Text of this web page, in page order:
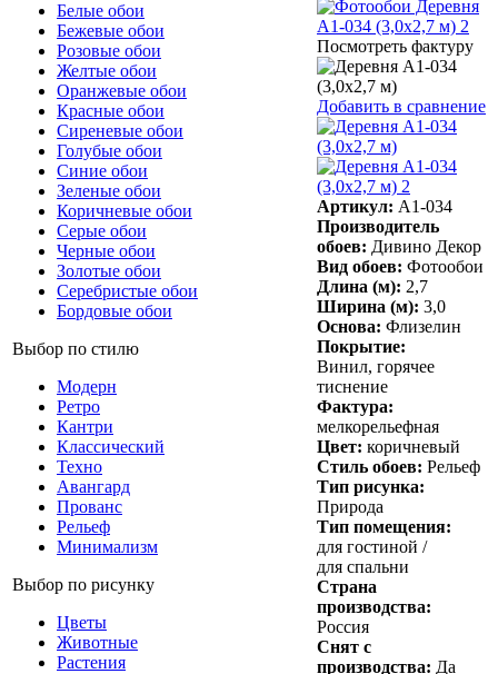
Белые обои
Бежевые обои
Розовые обои
Желтые обои
Оранжевые обои
Красные обои
Сиреневые обои
Голубые обои
Синие обои
Зеленые обои
Коричневые обои
Серые обои
Черные обои
Золотые обои
Серебристые обои
Бордовые обои
Выбор по стилю
Модерн
Ретро
Кантри
Классический
Техно
Авангард
Прованс
Рельеф
Минимализм
Выбор по рисунку
Цветы
Животные
Растения
Посмотреть фактуру
Добавить в сравнение
Артикул: А1-034
Производитель
обоев: Дивино Декор
Вид обоев: Фотообои
Длина (м): 2,7
Ширина (м): 3,0
Основа: Флизелин
Покрытие:
Винил, горячее
тиснение
Фактура:
мелкорельефная
Цвет: коричневый
Стиль обоев: Рельеф
Тип рисунка:
Природа
Тип помещения:
для гостиной /
для спальни
Страна
производства:
Россия
Снят с
производства: Да